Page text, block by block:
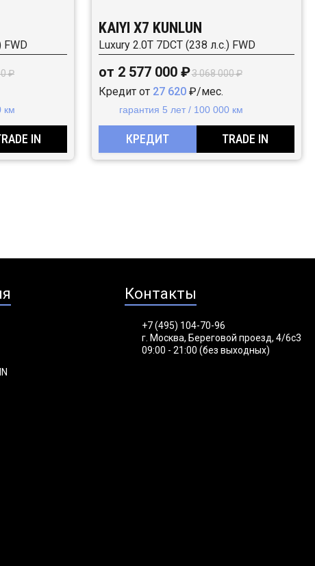
FWD
₽
км
IN
KAIYI X7 KUNLUN
Luxury 2.0T 7DCT (238 л.с.) FWD
от 2 577 000 ₽3 068 000 ₽
Кредит от 27 620₽/мес.
гарантия 5 лет / 100 000 км
КРЕДИТ TRADE IN
Контакты
+7 (495) 104-70-96
г. Москва, Береговой проезд, 4/6с3
09:00 - 21:00 (без выходных)